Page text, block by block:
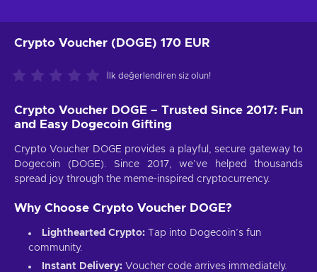
Crypto Voucher (DOGE) 170 EUR
İlk değerlendiren siz olun!
Crypto Voucher DOGE – Trusted Since 2017: Fun
and Easy Dogecoin Gifting
Crypto Voucher DOGE provides a playful, secure gateway to
Dogecoin (DOGE). Since 2017, we’ve helped thousands
spread joy through the meme-inspired cryptocurrency.
Why Choose Crypto Voucher DOGE?
Lighthearted Crypto: Tap into Dogecoin’s fun
community.
Instant Delivery: Voucher code arrives immediately.